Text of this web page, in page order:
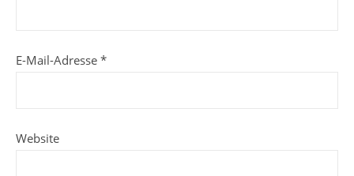
E-Mail-Adresse *
Website